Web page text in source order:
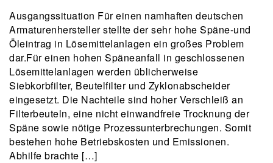
Ausgangssituation Für einen namhaften deutschen
Armaturenhersteller stellte der sehr hohe Späne-und
Öleintrag in Lösemittelanlagen ein großes Problem
dar.Für einen hohen Späneanfall in geschlossenen
Lösemittelanlagen werden üblicherweise
Siebkorbfilter, Beutelfilter und Zyklonabscheider
eingesetzt. Die Nachteile sind hoher Verschleiß an
Filterbeuteln, eine nicht einwandfreie Trocknung der
Späne sowie nötige Prozessunterbrechungen. Somit
bestehen hohe Betriebskosten und Emissionen.
Abhilfe brachte […]